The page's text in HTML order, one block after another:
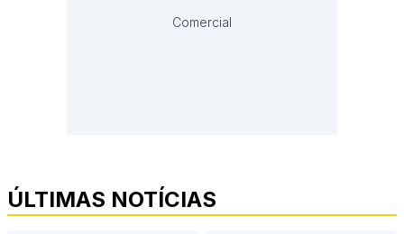
Comercial
ÚLTIMAS NOTÍCIAS